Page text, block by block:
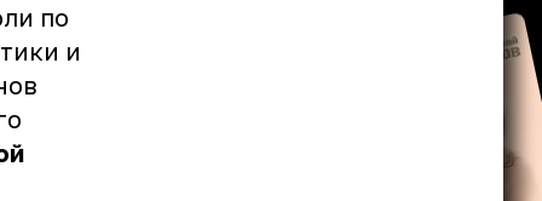
по
и